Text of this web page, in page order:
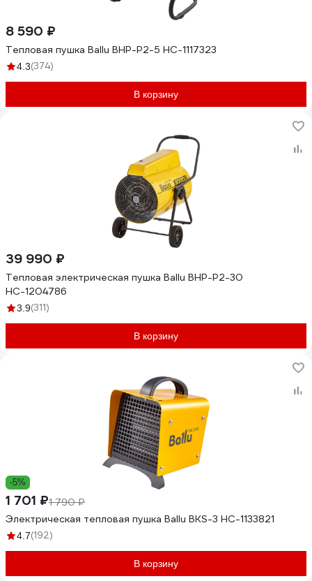
8 590 ₽
Тепловая пушка Ballu BHP-P2-5 НС-1117323
4.3(374)
В корзину
39 990 ₽
Тепловая электрическая пушка Ballu BHP-P2-30
НС-1204786
3.9(311)
В корзину
-5%
1 701 ₽1 790 ₽
Электрическая тепловая пушка Ballu BKS-3 НС-1133821
4.7(192)
В корзину